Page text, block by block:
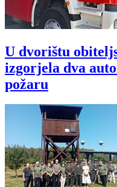
U dvorištu
izgorjela dva
požaru